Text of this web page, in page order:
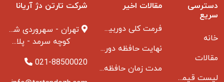
دسترسی
سریع
خانه
مقالات
لیست قیمت دوربین مداربسته
مقالات اخیر
فرمت کلی دوربین مدار بسته
نهایت حافظه دوربین مدار بسته
مدت زمان حافظه دوربین مداربسته بانکها
شرکت تارتن دژ آریانا
تهران - سهروردی شمالی
کوچه سرمد - پلاک ۱ - طبقه ۳
021-88500020